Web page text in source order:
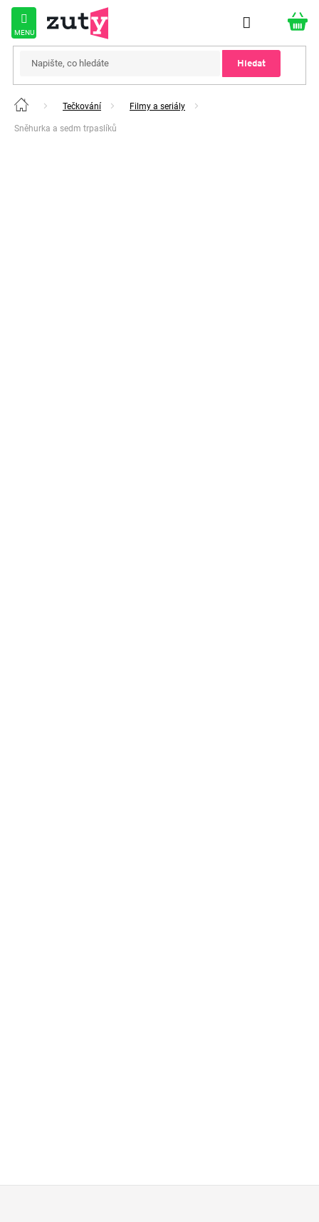
Přejít
obsah
Hledat
Domů Tečkování Filmy a seriály
Sněhurka a sedm trpaslíků